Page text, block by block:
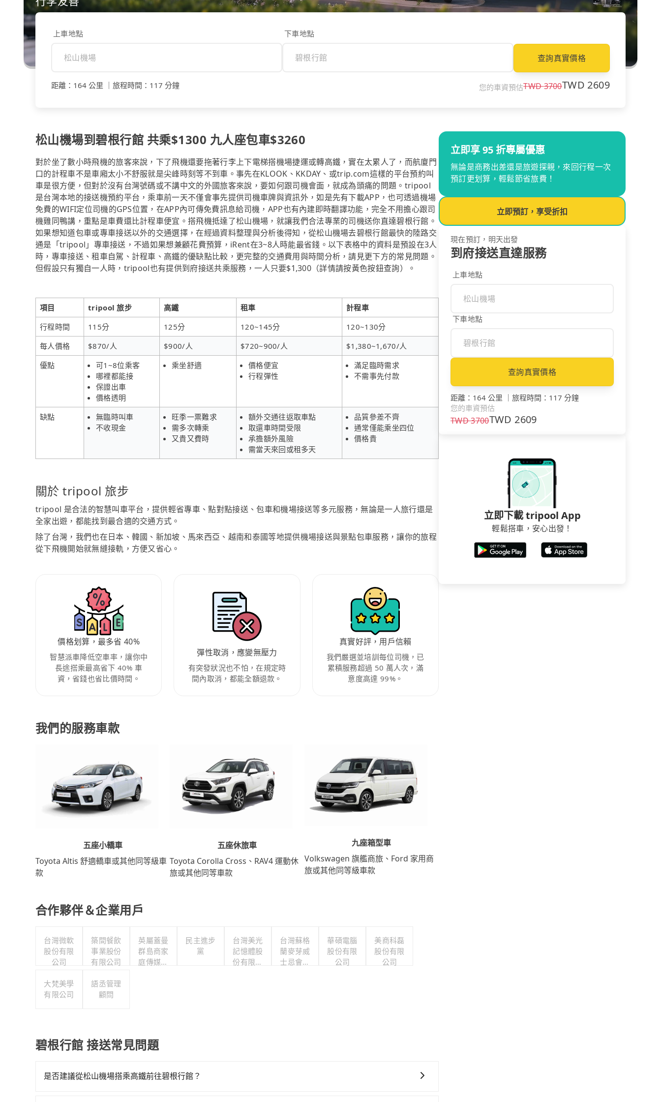
上車地點 下車地點
查詢真實價格
距離 ： 164 公里 旅程時間 ： 117 分鐘 您的車資預估TWD3700TWD 2609
松山機場到碧根行館 共乘$1300 九人座包車$3260
對於坐了數小時飛機的旅客來說，下了飛機還要拖著行李上下電梯搭機場捷運或轉高鐵，實在太累人了，而航廈門
口的計程車不是車廂太小不舒服就是尖峰時刻等不到車。事先在KLOOK、KKDAY、或trip.com這樣的平台預約叫
車是很方便，但對於沒有台灣號碼或不講中文的外國旅客來說，要如何跟司機會面，就成為頭痛的問題。tripool
是台灣本地的接送機預約平台，乘車前一天不僅會事先提供司機車牌與資訊外，如是先有下載APP，也可透過機場
免費的WIFI定位司機的GPS位置，在APP內可傳免費訊息給司機，APP也有內建即時翻譯功能，完全不用擔心跟司
機雞同鴨講，重點是車費還比計程車便宜。搭飛機抵達了松山機場，就讓我們合法專業的司機送你直達碧根行館。
如果想知道包車或專車接送以外的交通選擇，在經過資料整理與分析後得知，從松山機場去碧根行館最快的陸路交
通是「tripool」專車接送，不過如果想兼顧花費預算，iRent在3~8人時能最省錢。以下表格中的資料是預設在3人
時，專車接送、租車自駕、計程車、高鐵的優缺點比較，更完整的交通費用與時間分析，請見更下方的常見問題。
但假設只有獨自一人時，tripool也有提供到府接送共乘服務，一人只要$1,300（詳情請按黃色按鈕查詢）。
項目 tripool 旅步 高鐵 租車
計程車
行程時間
115分 125分 120~145分
120~130分
每人價格
$870/人 $900/人 $720~900/人
$1,380~1,670/人
優點
可1~8位乘客
哪裡都能接
保證出車
價格透明
乘坐舒適
價格便宜
行程彈性
滿足臨時需求
不需事先付款
缺點
無臨時叫車
不收現金
旺季一票難求
需多次轉乘
又貴又費時
額外交通往返取車點
取還車時間受限
承擔額外風險
需當天來回或租多天
品質參差不齊
通常僅能乘坐四位
價格貴
關於 tripool 旅步
tripool 是合法的智慧叫車平台，提供輕省專車、點對點接送、包車和機場接送等多元服務，無論是一人旅行還是
全家出遊，都能找到最合適的交通方式。
除了台灣，我們也在日本、韓國、新加坡、馬來西亞、越南和泰國等地提供機場接送與景點包車服務，讓你的旅程
從下飛機開始就無縫接軌，方便又省心。
價格划算，最多省 40%
智慧派車降低空車率，讓你中
長途搭乘最高省下 40% 車
資，省錢也省比價時間。
彈性取消，應變無壓力
有突發狀況也不怕，在規定時
間內取消，都能全額退款。
真實好評，用戶信賴
我們嚴選並培訓每位司機，已
累積服務超過 50 萬人次，滿
意度高達 99%。
我們的服務車款
五座小轎車
Toyota Altis 舒適轎車或其他同等級車
款
五座休旅車
Toyota Corolla Cross、RAV4 運動休
旅或其他同等車款
九座箱型車
Volkswagen 旗艦商旅、Ford 家用商
旅或其他同等級車款
合作夥伴＆企業用戶
台灣微軟
股份有限
公司
築間餐飲
事業股份
有限公司
英屬蓋曼
群島商家
庭傳媒股
民主進步
黨
台灣美光
記憶體股
份有限公
台灣蘇格
蘭麥芽威
士忌會所
華碩電腦
股份有限
公司
美商科磊
股份有限
公司
大梵美學
有限公司
語丞管理
顧問
碧根行館 接送常見問題
是否建議從松山機場搭乘高鐵前往碧根行館？
立即享 95 折專屬優惠
無論是商務出差還是旅遊探親，來回行程一次
預訂更划算，輕鬆節省旅費！
立即預訂，享受折扣
現在預訂，明天出發
到府接送直達服務
上車地點
下車地點
查詢真實價格
距離 ： 164 公里 ｜ 旅程時間 ： 117 分鐘
您的車資預估
TWD3700TWD 2609
立即下載 tripool App
輕鬆搭車，安心出發！